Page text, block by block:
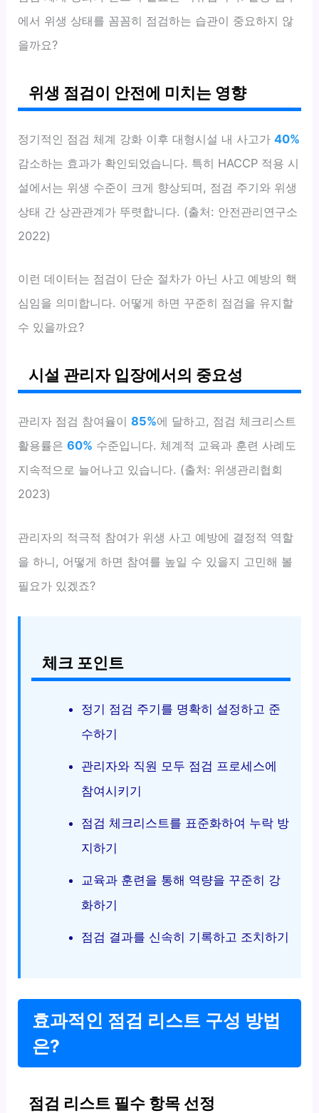
에서 위생 상태를 꼼꼼히 점검하는 습관이 중요하지 않
을까요?
위생 점검이 안전에 미치는 영향
정기적인 점검 체계 강화 이후 대형시설 내 사고가40%
감소하는 효과가 확인되었습니다. 특히 HACCP 적용 시
설에서는 위생 수준이 크게 향상되며, 점검 주기와 위생
상태 간 상관관계가 뚜렷합니다. (출처: 안전관리연구소
2022)
이런 데이터는 점검이 단순 절차가 아닌 사고 예방의 핵
심임을 의미합니다. 어떻게 하면 꾸준히 점검을 유지할
수 있을까요?
시설 관리자 입장에서의 중요성
관리자 점검 참여율이85%에 달하고, 점검 체크리스트
활용률은60% 수준입니다. 체계적 교육과 훈련 사례도
지속적으로 늘어나고 있습니다. (출처: 위생관리협회
2023)
관리자의 적극적 참여가 위생 사고 예방에 결정적 역할
을 하니, 어떻게 하면 참여를 높일 수 있을지 고민해 볼
필요가 있겠죠?
체크 포인트
정기 점검 주기를 명확히 설정하고 준
수하기
관리자와 직원 모두 점검 프로세스에
참여시키기
점검 체크리스트를 표준화하여 누락 방
지하기
교육과 훈련을 통해 역량을 꾸준히 강
화하기
점검 결과를 신속히 기록하고 조치하기
효과적인 점검 리스트 구성 방법
은?
점검 리스트 필수 항목 선정